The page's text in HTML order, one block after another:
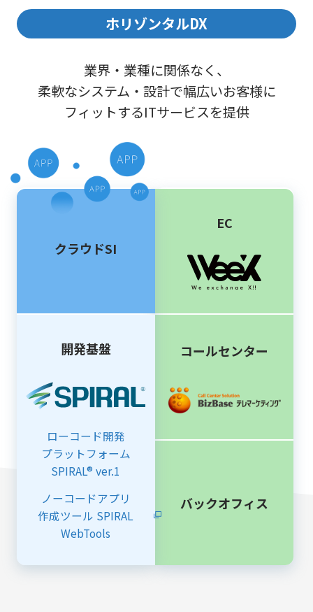
ホリゾンタルDX
業界・業種に関係なく、
柔軟なシステム・設計で幅広いお客様に
フィットするITサービスを提供
クラウドSI
開発基盤​
ローコード開発
プラットフォーム
SPIRAL®︎ ver.1​
ノーコードアプリ
作成ツール SPIRAL
WebTools​
EC
コールセンター
バックオフィス